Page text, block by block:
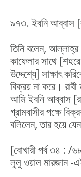
৯৭৩. ইবনি আব্বাস
তিনি বলেন,
কাফেলার সাথে
উদ্দেশ্যে] সাক্ষাৎ
বিক্রয় না করে।
আমি ইবনি আব্বাস
গ্রামবাসীর পক্ষে
বলিলেন, তার হয়ে
[বোখারী পর্ব ৩৪ : /
লুলু ওয়াল মারজান -